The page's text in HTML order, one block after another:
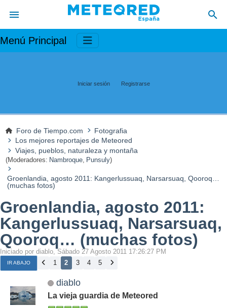
Menú Principal
Iniciar sesión Registrarse
Foro de Tiempo.com
Fotografia
Los mejores reportajes de Meteored
Viajes, pueblos, naturaleza y montaña
(Moderadores: Nambroque, Punsuly)
Groenlandia, agosto 2011: Kangerlussuaq, Narsarsuaq, Qooroq…
(muchas fotos)
Groenlandia, agosto 2011:
Kangerlussuaq, Narsarsuaq,
Qooroq… (muchas fotos)
Iniciado por diablo, Sábado 27 Agosto 2011 17:26:27 PM
IR ABAJO 1 2 3 4 5
diablo
La vieja guardia de Meteored